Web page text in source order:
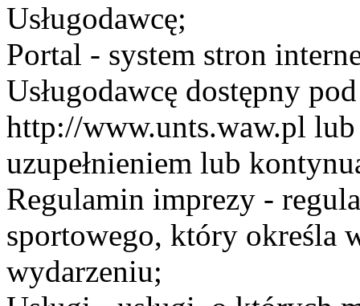
Usługodawcę;
Portal - system stron
Usługodawcę dostępny
http://www.unts.waw.pl lub
uzupełnieniem lub
Regulamin imprezy -
sportowego, który określa
wydarzeniu;